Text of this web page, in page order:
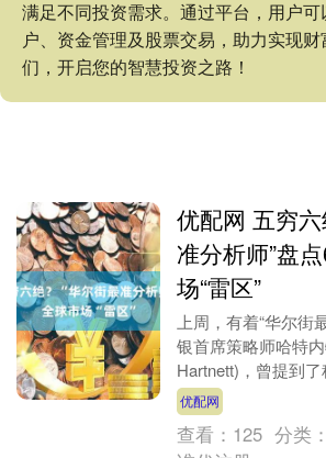
满足不同投资需求。通过平台，用户
户、资金管理及股票交易，助力实现
们，开启您的智慧投资之路！
优配网 五穷
准分析师”盘
场“雷区”
上周，有着“华尔街
银首席策略师哈特
Hartnett)，曾提到
而面临的清算风险。
近....
优配网
查看： 125 分类：